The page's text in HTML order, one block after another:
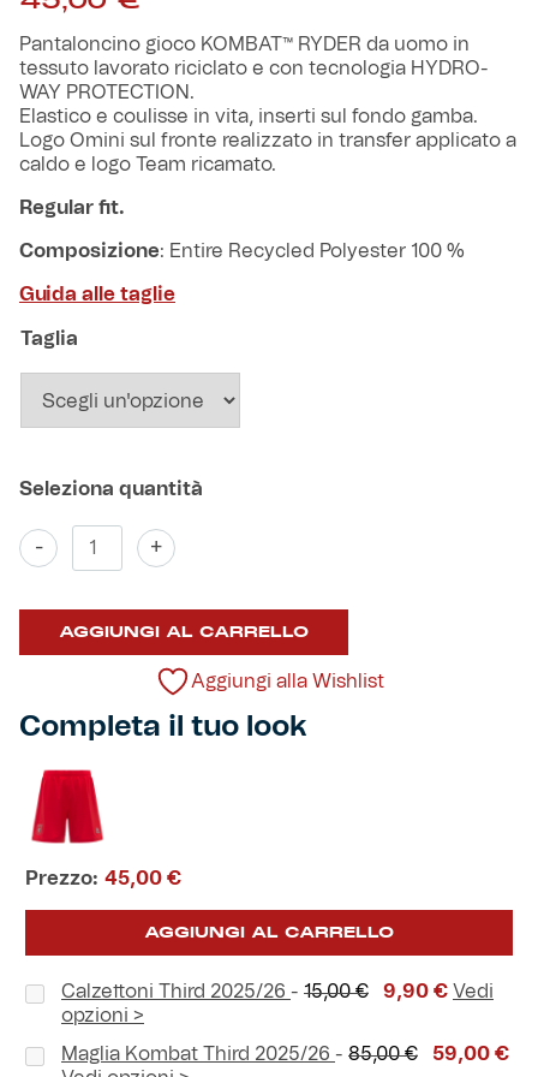
Robe di Kappa x Genoa
Vintage Collection
Red&Blue Voices
Kids
Accessori
Party
Caffè Boasi x Genoa
Isolani x Genoa
Gift Card Online Store
Fortissimo batte il mio cuor
Pantaloncino gioco KOMBAT™ RYDER da uomo in
tessuto lavorato riciclato e con tecnologia HYDRO-
WAY PROTECTION.
Elastico e coulisse in vita, inserti sul fondo gamba.
Logo Omini sul fronte realizzato in transfer applicato a
caldo e logo Team ricamato.
Regular fit.
Composizione: Entire Recycled Polyester 100 %
Guida alle taglie
Taglia
-
Pantaloncino
Third
quantità
+
AGGIUNGI AL CARRELLO
Aggiungi alla Wishlist
Completa il tuo look
Prezzo: 45,00 €
AGGIUNGI AL CARRELLO
Calzettoni Third 2025/26 - 15,00€
era:
9,90 €Il
è:
Vedi
opzioni >
Maglia Kombat Third 2025/26 - 85,00€ 59,00 €Il